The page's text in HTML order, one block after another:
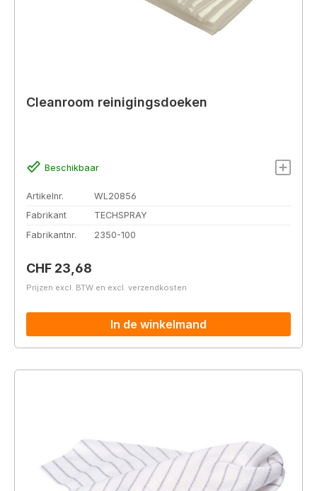
Cleanroom reinigingsdoeken
Beschikbaar
Artikelnr.
WL20856
Fabrikant
TECHSPRAY
Fabrikantnr.
2350-100
Normale prijs:
CHF 23,68
Prijzen excl. BTW en excl. verzendkosten
In de winkelmand